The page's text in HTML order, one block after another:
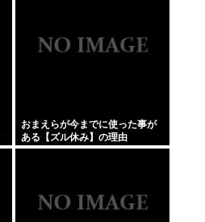
おまえらが今までに使った事が
ある【ズル休み】の理由